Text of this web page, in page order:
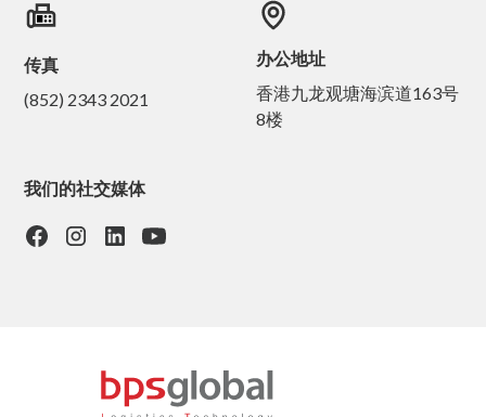
传真
(852) 2343 2021
办公地址
香港九龙观塘海滨道163号
8楼
我们的社交媒体